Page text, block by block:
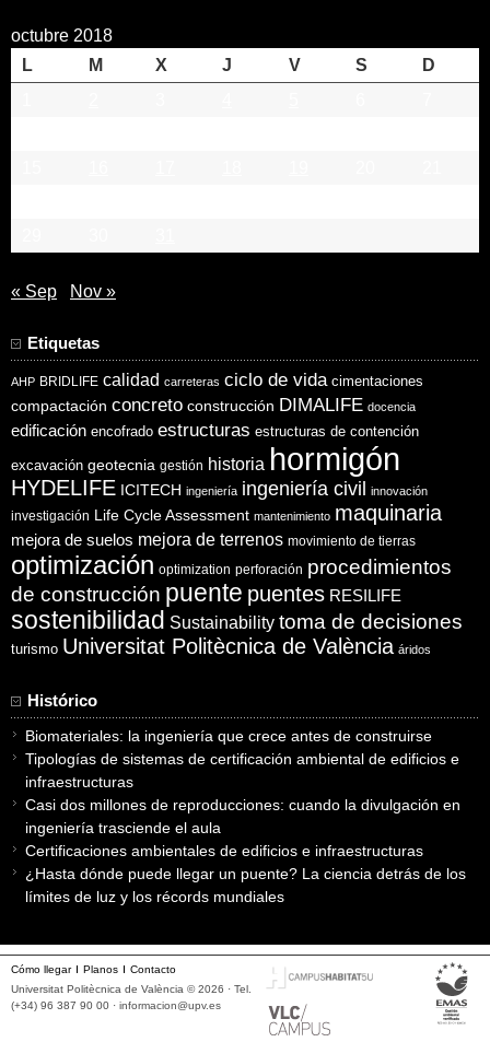
octubre 2018
L
M X J V S
D
« Sep Nov »
Etiquetas
AHP BRIDLIFE calidad carreteras ciclo de vida cimentaciones
compactación concreto construcción DIMALIFE docencia
edificación encofrado estructuras estructuras de contención
excavación geotecnia gestión historia hormigón
HYDELIFE ICITECH ingeniería ingeniería civil innovación
investigación Life Cycle Assessment mantenimiento maquinaria
mejora de suelos mejora de terrenos movimiento de tierras
optimización optimization perforación procedimientos
de construcción puente puentes RESILIFE
sostenibilidad Sustainability toma de decisiones
turismo Universitat Politècnica de València áridos
Histórico
Biomateriales: la ingeniería que crece antes de construirse
Tipologías de sistemas de certificación ambiental de edificios e
infraestructuras
Casi dos millones de reproducciones: cuando la divulgación en
ingeniería trasciende el aula
Certificaciones ambientales de edificios e infraestructuras
¿Hasta dónde puede llegar un puente? La ciencia detrás de los
límites de luz y los récords mundiales
Cómo llegar Planos
Contacto
Universitat Politècnica de València © 2026 · Tel.
(+34) 96 387 90 00 · informacion@upv.es